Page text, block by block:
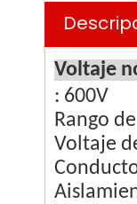
Voltaje
: 600V
Rango
Voltaje